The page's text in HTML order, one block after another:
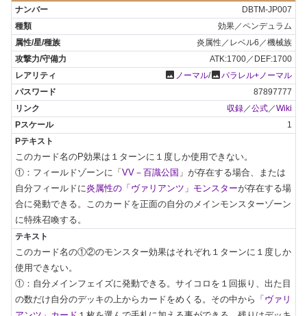
DBTM-JP007
効果／ペンデュラム
炎属性／レベル6／機械族
ATK:1700／DEF:1700
photo ノーマル/photoパラレル+ノーマル
87897777
収録／公式／Wiki
1
このカード名のP効果は１ターンに１度しか使用できない。
①：フィールドゾーンに「 VV－百識公国 」が存在する場合、または
自分フィールドに炎属性の「ヴァリアンツ」モンスターが存在する場
合に発動できる。このカードを正面の自分のメインモンスターゾーン
に特殊召喚する。
このカード名の①②のモンスター効果はそれぞれ１ターンに１度しか
使用できない。
①：自分メインフェイズに発動できる。サイコロを１回振り、出た目
の数だけ自分のデッキの上からカードをめくる。その中から 「ヴァリ